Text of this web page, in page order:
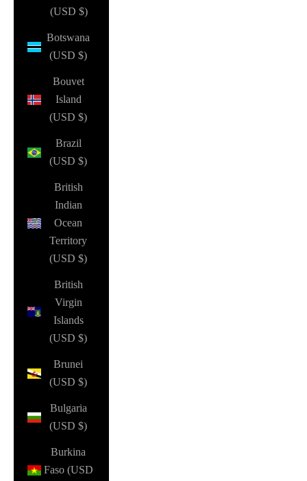
(USD $)
Botswana
(USD $)
Bouvet
Island
(USD $)
Brazil
(USD $)
British
Indian
Ocean
Territory
(USD $)
British
Virgin
Islands
(USD $)
Brunei
(USD $)
Bulgaria
(USD $)
Burkina
Faso (USD